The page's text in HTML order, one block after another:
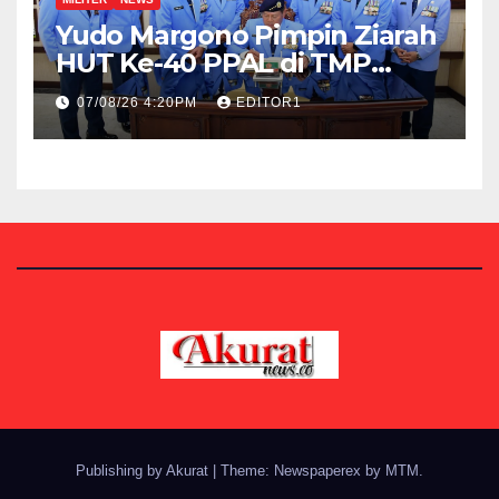
Yudo Margono Pimpin Ziarah
HUT Ke-40 PPAL di TMP
Kalibata
07/08/26 4:20PM EDITOR1
Publishing by Akurat Theme: Newspaperex by MTM